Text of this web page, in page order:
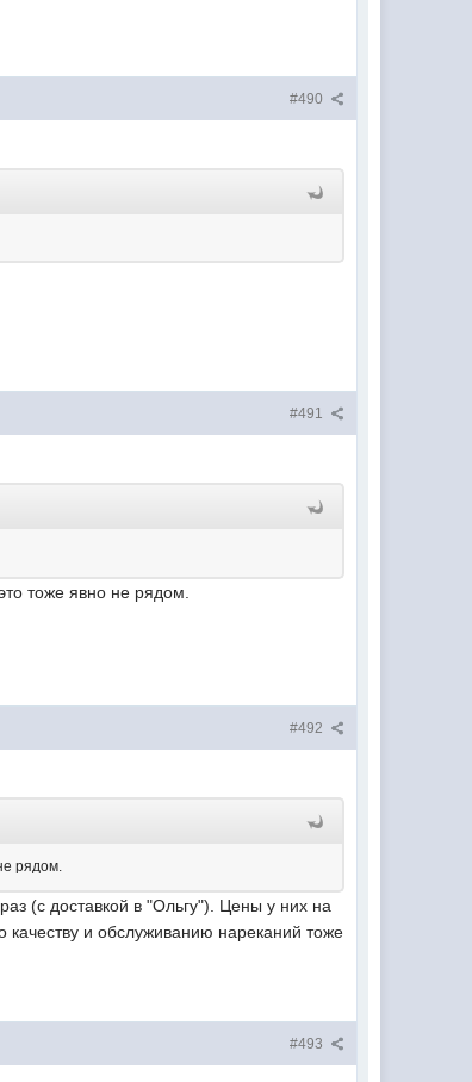
#490
#491
тоже явно не рядом.
#492
рядом.
(с доставкой в "Ольгу"). Цены у них на
и обслуживанию нареканий тоже
#493